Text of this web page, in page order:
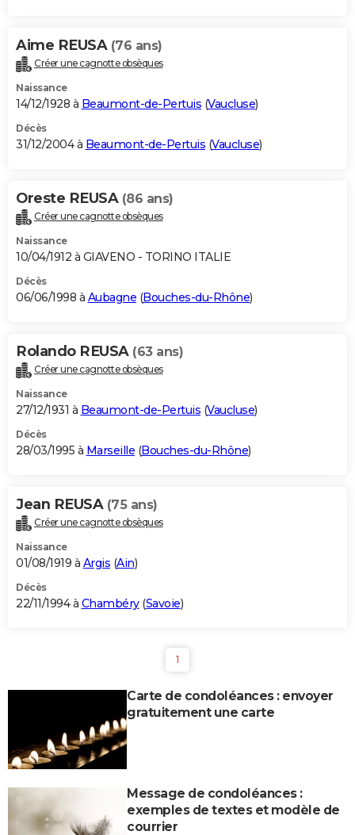
Aime REUSA (76 ans)
Créer une cagnotte obsèques
Naissance
14/12/1928 à Beaumont-de-Pertuis (Vaucluse)
Décès
31/12/2004 à Beaumont-de-Pertuis (Vaucluse)
Oreste REUSA (86 ans)
Créer une cagnotte obsèques
Naissance
10/04/1912 à GIAVENO - TORINO ITALIE
Décès
06/06/1998 à Aubagne (Bouches-du-Rhône)
Rolando REUSA (63 ans)
Créer une cagnotte obsèques
Naissance
27/12/1931 à Beaumont-de-Pertuis (Vaucluse)
Décès
28/03/1995 à Marseille (Bouches-du-Rhône)
Jean REUSA (75 ans)
Créer une cagnotte obsèques
Naissance
01/08/1919 à Argis (Ain)
Décès
22/11/1994 à Chambéry(Savoie)
1
Carte de condoléances : envoyer
gratuitement une carte
Message de condoléances :
exemples de textes et modèle de
courrier